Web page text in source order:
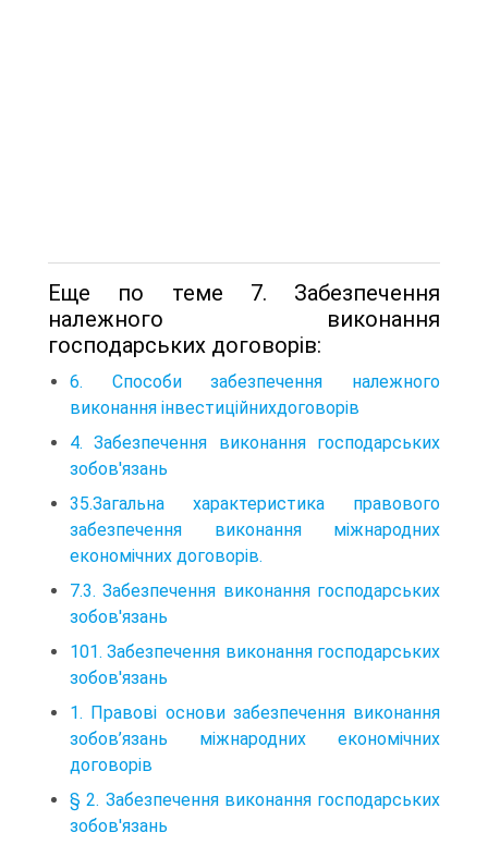
Еще по теме 7. Забезпечення
належного виконання
господарських договорів:
6. Способи забезпечення належного
виконання інвестиційнихдоговорів
4. Забезпечення виконання господарських
зобов'язань
35.Загальна характеристика правового
забезпечення виконання міжнародних
економічних договорів.
7.3. Забезпечення виконання господарських
зобов'язань
101. Забезпечення виконання господарських
зобов'язань
1. Правові основи забезпечення виконання
зобов’язань міжнародних економічних
договорів
§ 2. Забезпечення виконання господарських
зобов'язань